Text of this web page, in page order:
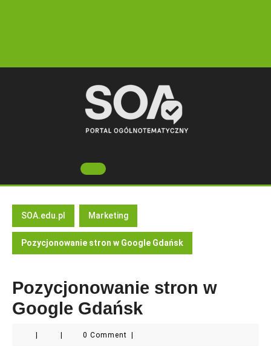
Open
Button
SOA.edu.pl Marketing
Pozycjonowanie stron w Google Gdańsk
Pozycjonowanie stron w
Google Gdańsk
0 Comment